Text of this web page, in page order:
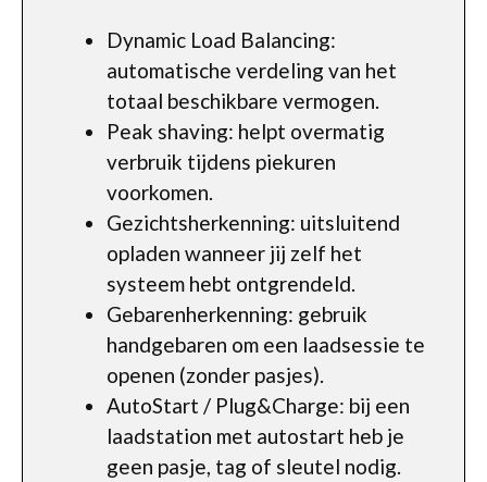
Dynamic Load Balancing:
automatische verdeling van het
totaal beschikbare vermogen.
Peak shaving: helpt overmatig
verbruik tijdens piekuren
voorkomen.
Gezichtsherkenning: uitsluitend
opladen wanneer jij zelf het
systeem hebt ontgrendeld.
Gebarenherkenning: gebruik
handgebaren om een laadsessie te
openen (zonder pasjes).
AutoStart / Plug&Charge: bij een
laadstation met autostart heb je
geen pasje, tag of sleutel nodig.